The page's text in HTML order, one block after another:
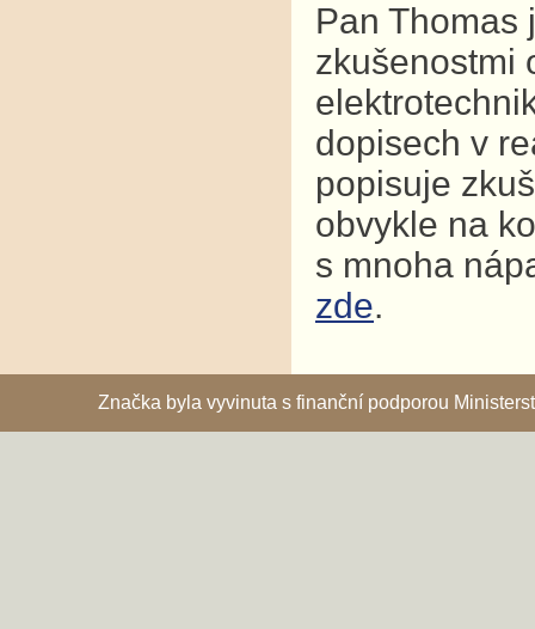
Pan Thomas
zkušenostmi
dopisech v
popisuje
obvykle na
s mnoha
zde.
Značka byla vyvinuta s finanční podporou